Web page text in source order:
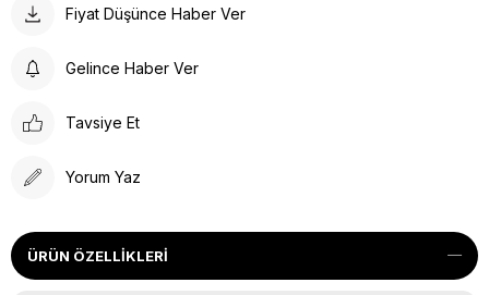
Fiyat Düşünce Haber Ver
Gelince Haber Ver
Tavsiye Et
Yorum Yaz
ÜRÜN ÖZELLIKLERI